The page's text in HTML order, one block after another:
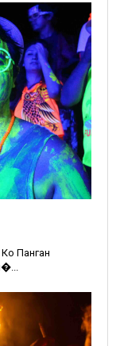
Панган